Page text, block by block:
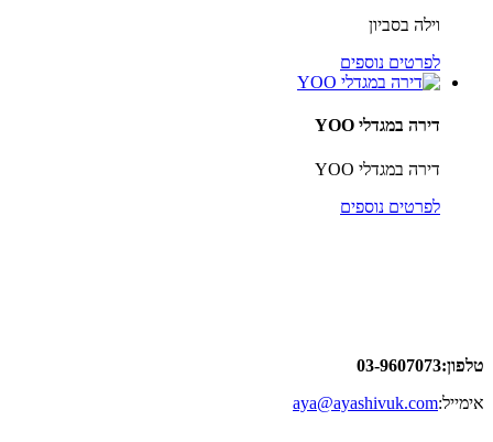
וילה בסביון
לפרטים נוספים
דירה במגדלי YOO
דירה במגדלי YOO
לפרטים נוספים
טלפון:03-9607073
אימייל:aya@ayashivuk.com